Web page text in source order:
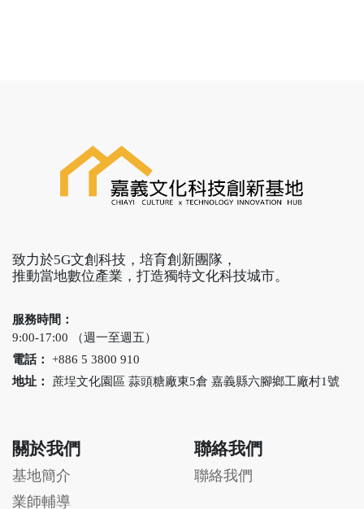
致力於5G文創科技，培育創新團隊，
推動當地數位產業，打造獨特文化科技城市。
服務時間：
9:00-17:00 （週一至週五）
電話： +886 5 3800 910
地址： 蔗埕文化園區 蒜頭糖廠東5倉 嘉義縣六腳鄉工廠村1號
關於我們
基地簡介
業師輔導
聯絡我們
聯絡我們